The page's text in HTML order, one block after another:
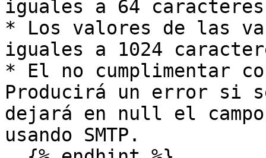
iguales a 64
* Los valores de las
iguales a 1024
* El no cumplimentar
Producirá un error si
dejará en null el
usando SMTP.